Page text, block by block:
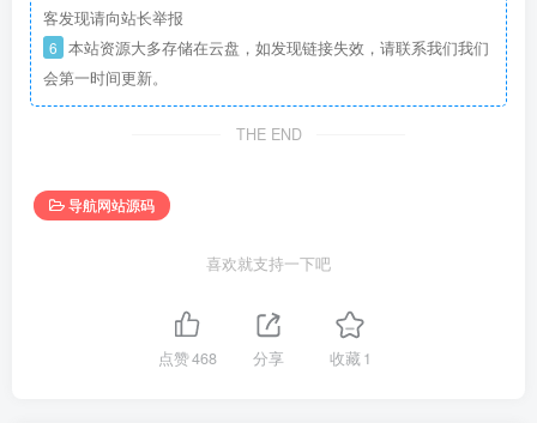
客发现请向站长举报
6 本站资源大多存储在云盘，如发现链接失效，请联系我们我们
会第一时间更新。
THE END
导航网站源码
喜欢就支持一下吧
点赞468 分享 收藏1